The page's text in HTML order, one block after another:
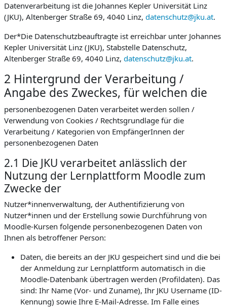
Datenverarbeitung ist die Johannes Kepler Universität Linz
(JKU), Altenberger Straße 69, 4040 Linz, datenschutz@jku.at.
Der*Die Datenschutzbeauftragte ist erreichbar unter Johannes
Kepler Universität Linz (JKU), Stabstelle Datenschutz,
Altenberger Straße 69, 4040 Linz, datenschutz@jku.at.
2 Hintergrund der Verarbeitung /
Angabe des Zweckes, für welchen die
personenbezogenen Daten verarbeitet werden sollen /
Verwendung von Cookies / Rechtsgrundlage für die
Verarbeitung / Kategorien von EmpfängerInnen der
personenbezogenen Daten
2.1 Die JKU verarbeitet anlässlich der
Nutzung der Lernplattform Moodle zum
Zwecke der
Nutzer*innenverwaltung, der Authentifizierung von
Nutzer*innen und der Erstellung sowie Durchführung von
Moodle-Kursen folgende personenbezogenen Daten von
Ihnen als betroffener Person:
Daten, die bereits an der JKU gespeichert sind und die bei
der Anmeldung zur Lernplattform automatisch in die
Moodle-Datenbank übertragen werden (Profildaten). Das
sind: Ihr Name (Vor- und Zuname), Ihr JKU Username (ID-
Kennung) sowie Ihre E-Mail-Adresse. Im Falle eines